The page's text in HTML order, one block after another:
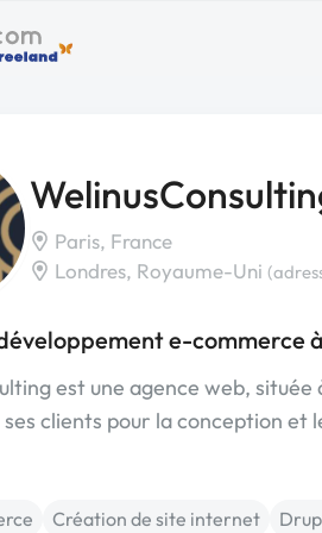
Paris, France
Londres, Royaume-Uni
e-commerce
est une agence web,
clients pour la conception et
Création de site internet